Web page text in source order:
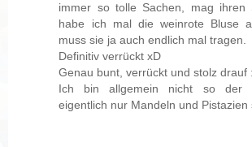
immer so tolle Sachen, mag ihren
habe ich mal die weinrote Bluse
muss sie ja auch endlich mal tragen.
Definitiv verrückt xD
Genau bunt, verrückt und stolz drauf
Ich bin allgemein nicht so der
eigentlich nur Mandeln und Pistazien